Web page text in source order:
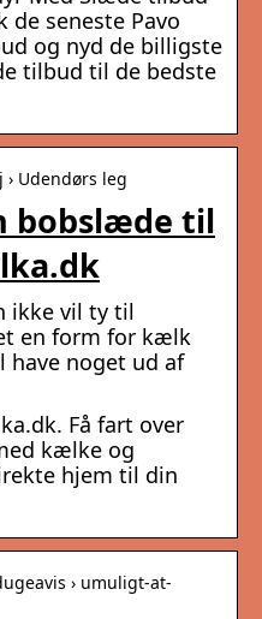
de seneste Pavo
og nyd de billigste
tilbud til de bedste
Udendørs leg
bobslæde til
ikke vil ty til
en form for kælk
have noget ud af
Få fart over
kælke og
hjem til din
› umuligt-at-